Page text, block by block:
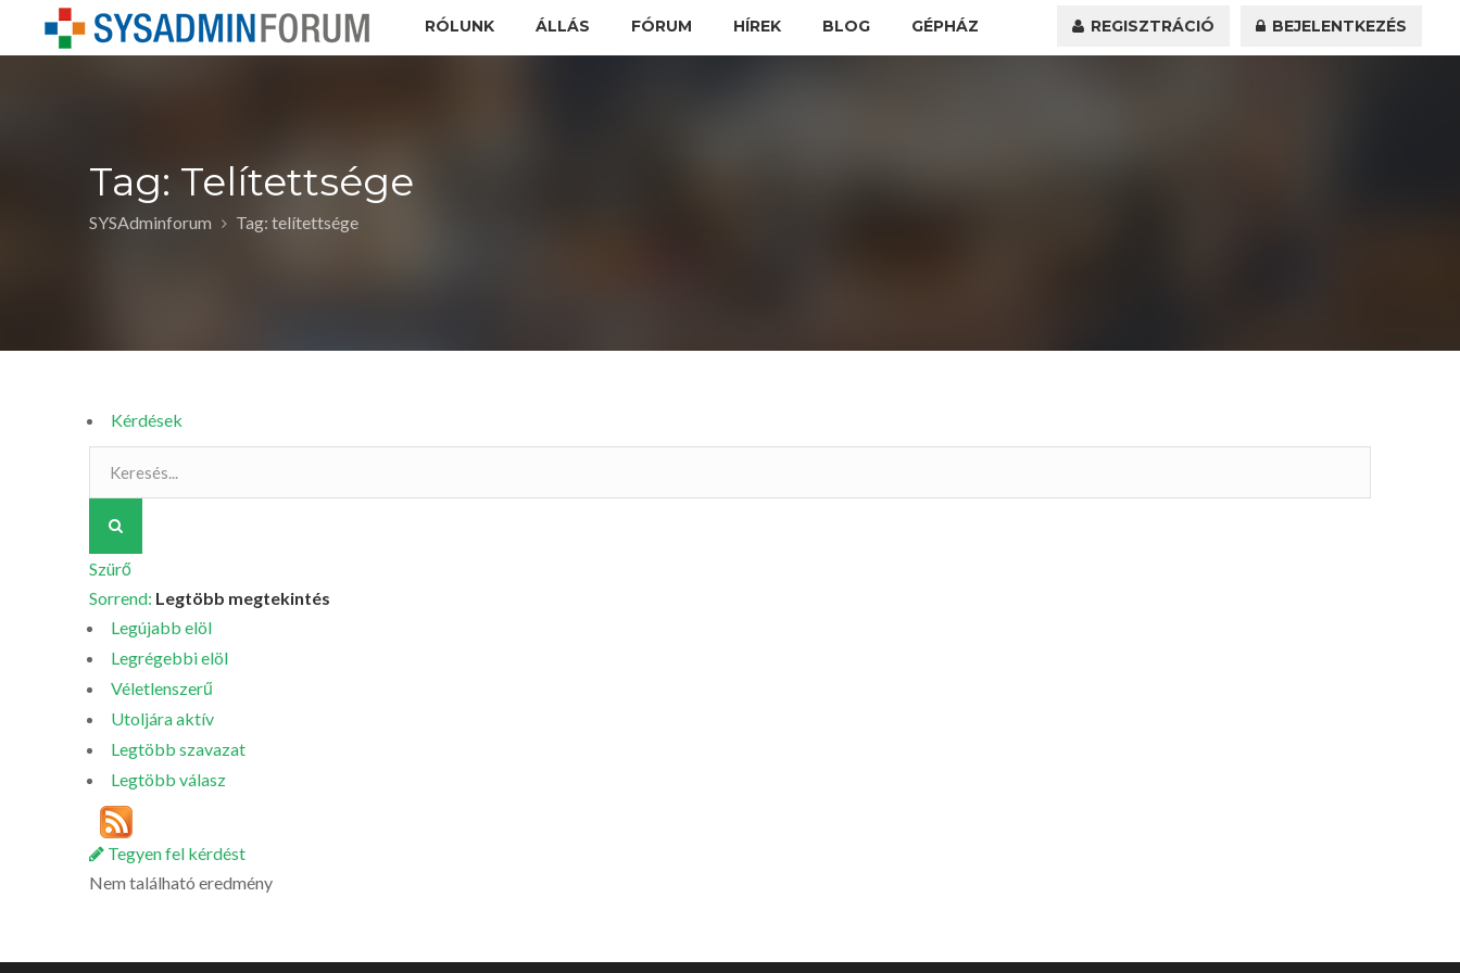
RÓLUNK ÁLLÁS FÓRUM HÍREK BLOG GÉPHÁZ REGISZTRÁCIÓ BEJELENTKEZÉS
Tag: Telítettsége
SYSAdminforum Tag: telítettsége
Kérdések
Szürő
Sorrend: Legtöbb megtekintés
Legújabb elöl
Legrégebbi elöl
Véletlenszerű
Utoljára aktív
Legtöbb szavazat
Legtöbb válasz
Tegyen fel kérdést
Nem található eredmény